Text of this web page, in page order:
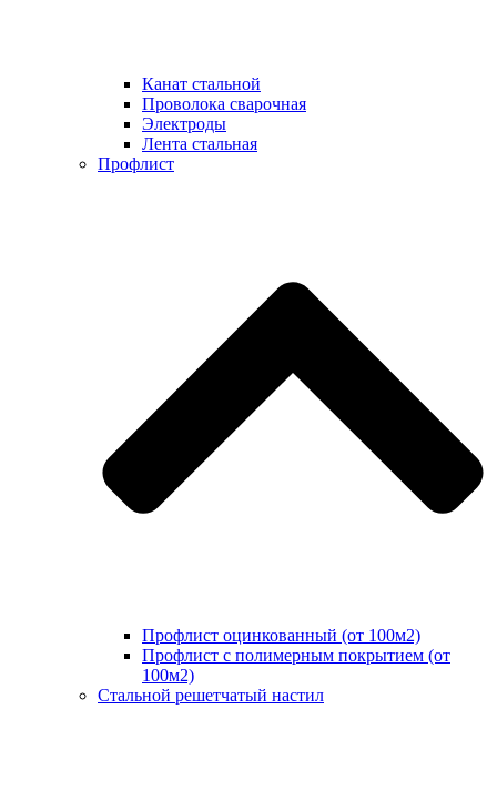
Канат стальной
Проволока сварочная
Электроды
Лента стальная
Профлист
Профлист оцинкованный (от 100м2)
Профлист с полимерным покрытием (от
100м2)
Стальной решетчатый настил